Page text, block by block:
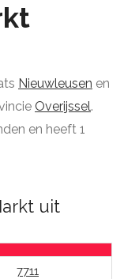
Nieuwleusen en
Overijssel.
en heeft 1
uit
7711